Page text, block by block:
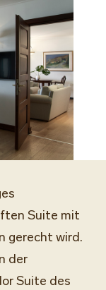
Suite mit
gerecht wird.
der
Suite des